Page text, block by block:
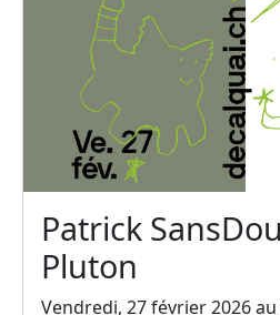
Patrick
Pluton
Vendredi, 27 février 2026